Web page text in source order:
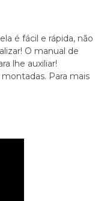
é fácil e rápida, não
O manual de
lhe auxiliar!
Para mais